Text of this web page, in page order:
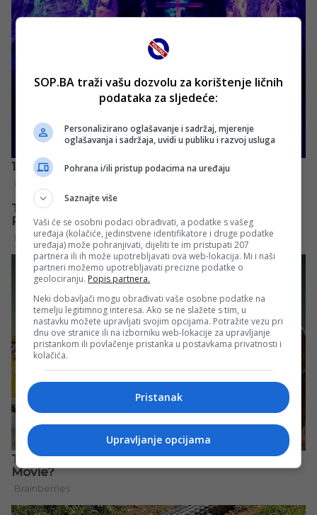
SOP.BA traži vašu dozvolu za korištenje ličnih
podataka za sljedeće:
Personalizirano oglašavanje i sadržaj, mjerenje
oglašavanja i sadržaja, uvidi u publiku i razvoj usluga
Pohrana i/ili pristup podacima na uređaju
Saznajte više
Vaši će se osobni podaci obrađivati, a podatke s vašeg
uređaja (kolačiće, jedinstvene identifikatore i druge podatke
uređaja) može pohranjivati, dijeliti te im pristupati 207
partnera ili ih može upotrebljavati ova web-lokacija. Mi i naši
partneri možemo upotrebljavati precizne podatke o
geolociranju. Popis partnera.
Neki dobavljači mogu obrađivati vaše osobne podatke na
temelju legitimnog interesa. Ako se ne slažete s tim, u
nastavku možete upravljati svojim opcijama. Potražite vezu pri
dnu ove stranice ili na izborniku web-lokacije za upravljanje
pristankom ili povlačenje pristanka u postavkama privatnosti i
kolačića.
Pristanak
Upravljanje opcijama